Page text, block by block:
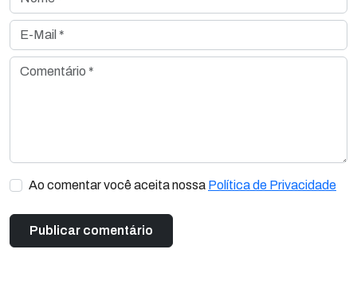
E-Mail *
Comentário *
Ao comentar você aceita nossa Política de Privacidade